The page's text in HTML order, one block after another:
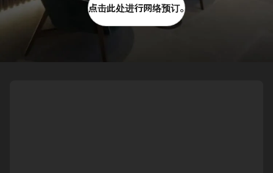
点击此处进行网络预订。